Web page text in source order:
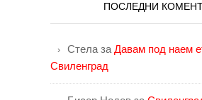
ПОСЛЕДНИ
Стела за Давам под наем
Свиленград